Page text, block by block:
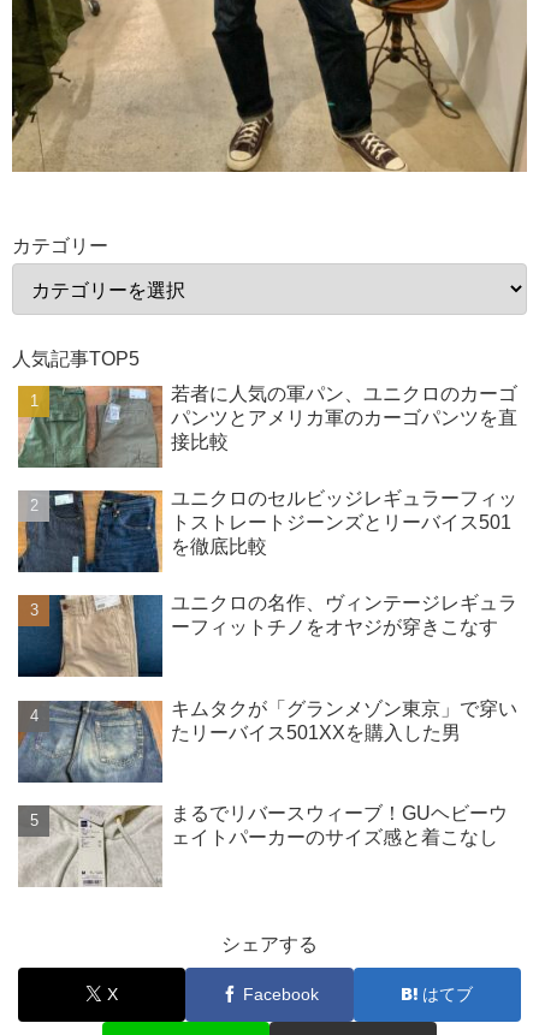
カテゴリー
人気記事TOP5
若者に人気の軍パン、ユニクロのカーゴ
パンツとアメリカ軍のカーゴパンツを直
接比較
ユニクロのセルビッジレギュラーフィッ
トストレートジーンズとリーバイス501
を徹底比較
ユニクロの名作、ヴィンテージレギュラ
ーフィットチノをオヤジが穿きこなす
キムタクが「グランメゾン東京」で穿い
たリーバイス501XXを購入した男
まるでリバースウィーブ！GUヘビーウ
ェイトパーカーのサイズ感と着こなし
シェアする
X Facebook はてブ